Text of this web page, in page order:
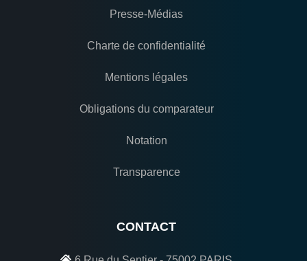
Presse-Médias
Charte de confidentialité
Mentions légales
Obligations du comparateur
Notation
Transparence
CONTACT